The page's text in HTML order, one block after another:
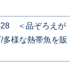
＜品ぞろえが
様な熱帯魚を販